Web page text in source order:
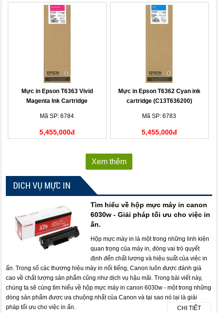
Mực in Epson T6363 Vivid
Magenta Ink Cartridge
Mã SP: 6784
5,455,000đ
Mực in Epson T6362 Cyan ink
cartridge (C13T636200)
Mã SP: 6783
5,455,000đ
Xem thêm
DICH VỤ MỰC IN
Tìm hiểu về hộp mực máy in canon
6030w - Giải pháp tối ưu cho việc in
ấn.
Hộp mực máy in là một trong những linh kiện
quan trọng của máy in, đóng vai trò quyết
định đến chất lượng và hiệu suất của việc in
ấn. Trong số các thương hiệu máy in nổi tiếng, Canon luôn được đánh giá
cao về chất lượng sản phẩm cũng như dịch vụ hậu mãi. Trong bài viết này,
chúng ta sẽ cùng tìm hiểu về hộp mực máy in canon 6030w - một trong những
dòng sản phẩm được ưa chuộng nhất của Canon và tại sao nó lại là giải
pháp tối ưu cho việc in ấn.
CHI TIẾT